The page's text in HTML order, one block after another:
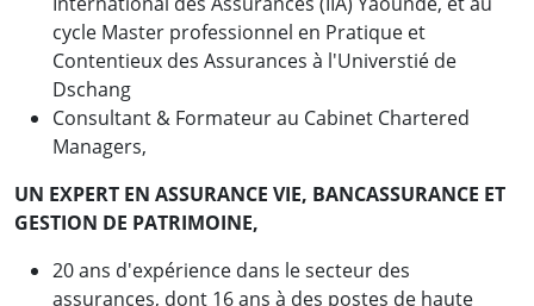
cycle Master professionnel en Pratique et
Contentieux des Assurances à l'Universtié de
Dschang
Consultant & Formateur au Cabinet Chartered
Managers,
UN EXPERT EN ASSURANCE VIE, BANCASSURANCE ET
GESTION DE PATRIMOINE,
20 ans d'expérience dans le secteur des
assurances, dont 16 ans à des postes de haute